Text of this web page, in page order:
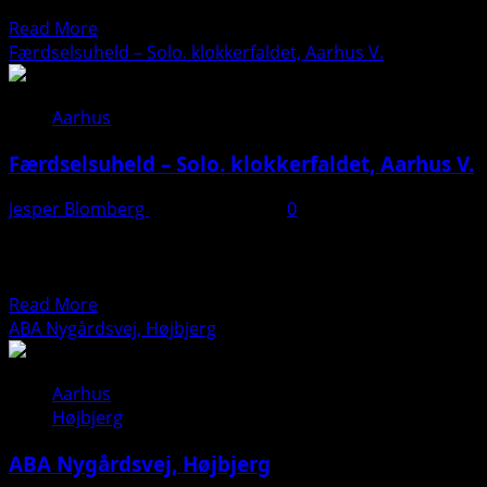
Read MoreRead
more
–
Næringen,
Risskov
Færdselsuheld – Solo. klokkerfaldet, Aarhus V.
Aarhus
Færdselsuheld – Solo. klokkerfaldet, Aarhus V.
Jesper Blomberg
0
Read MoreRead
more
–
Solo.
Aarhus
ABA Nygårdsvej, Højbjerg
Aarhus
Højbjerg
ABA Nygårdsvej, Højbjerg